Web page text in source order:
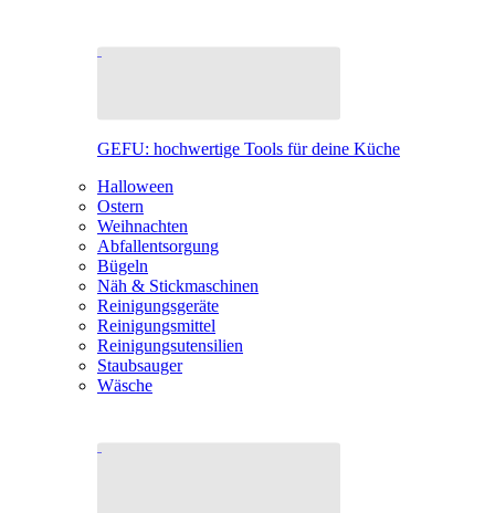
GEFU: hochwertige Tools für deine Küche
Halloween
Ostern
Weihnachten
Abfallentsorgung
Bügeln
Näh & Stickmaschinen
Reinigungsgeräte
Reinigungsmittel
Reinigungsutensilien
Staubsauger
Wäsche